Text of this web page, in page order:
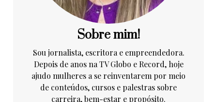
Sobre mim!
Sou jornalista, escritora e empreendedora.
Depois de anos na TV Globo e Record, hoje
ajudo mulheres a se reinventarem por meio
de conteúdos, cursos e palestras sobre
carreira, bem-estar e propósito.